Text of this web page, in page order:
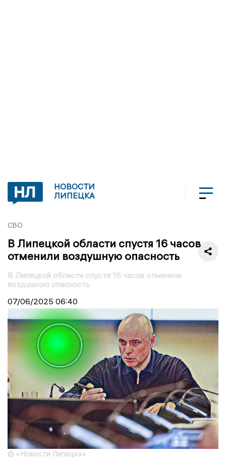
НОВОСТИ
ЛИПЕЦКА
СВО
В Липецкой области спустя 16 часов
отменили воздушную опасность
В Липецкой области спустя 16 часов отменили
воздушную опасность
07/06/2025 06:40
© «Новости Липецка»